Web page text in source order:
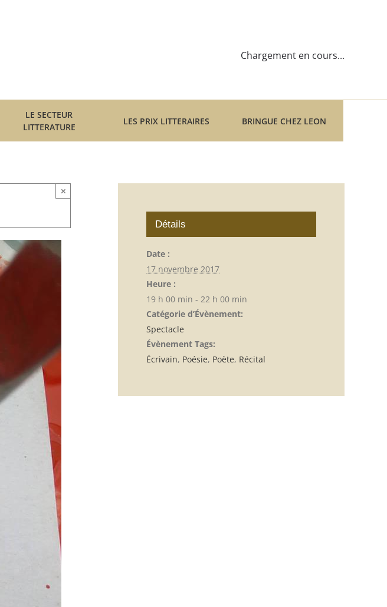
Chargement en cours...
LE SECTEUR
LITTERATURE
LES PRIX LITTERAIRES BRINGUE CHEZ LEON
×
Détails
Date :
17 novembre 2017
Heure :
19 h 00 min - 22 h 00 min
Catégorie d’Évènement:
Spectacle
Évènement Tags:
Écrivain, Poésie, Poète, Récital